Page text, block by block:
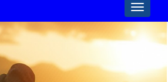
Toggle